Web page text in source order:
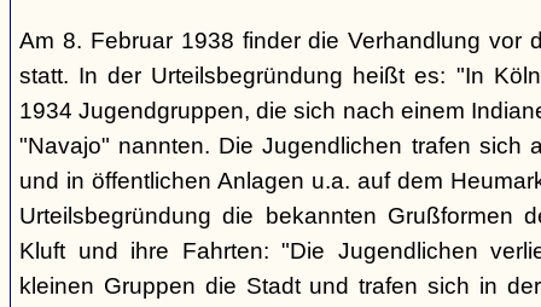
Am 8. Februar 1938 finder die Verhandlung vor
statt. In der Urteilsbegründung heißt es: "In
1934 Jugendgruppen, die sich nach einem
"Navajo" nannten. Die Jugendlichen trafen sich
und in öffentlichen Anlagen u.a. auf dem
Urteilsbegründung die bekannten Grußformen
Kluft und ihre Fahrten: "Die Jugendlichen
kleinen Gruppen die Stadt und trafen sich in